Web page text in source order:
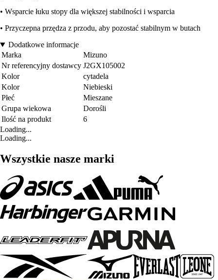
• Wsparcie łuku stopy dla większej stabilności i wsparcia
• Przyczepna przędza z przodu, aby pozostać stabilnym w butach
Dodatkowe informacje
Marka
Mizuno
Nr referencyjny dostawcy J2GX105002
Kolor
cytadela
Kolor
Niebieski
Płeć
Mieszane
Grupa wiekowa
Dorośli
Ilość na produkt
6
Loading...
Loading...
Wszystkie nasze marki